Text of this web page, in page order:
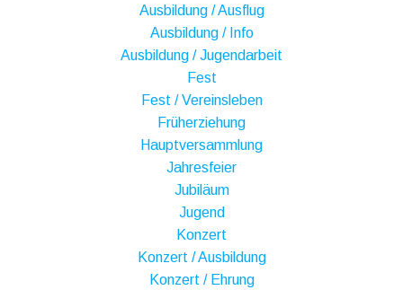
Ausbildung / Ausflug
Ausbildung / Info
Ausbildung / Jugendarbeit
Fest
Fest / Vereinsleben
Früherziehung
Hauptversammlung
Jahresfeier
Jubiläum
Jugend
Konzert
Konzert / Ausbildung
Konzert / Ehrung